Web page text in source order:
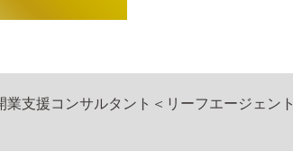
支援コンサルタント＜リーフエージェント